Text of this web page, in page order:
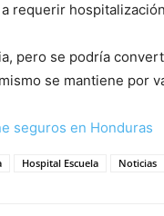
requerir
pero se podría
se mantiene por
seguros en Honduras
Hospital Escuela Noticias